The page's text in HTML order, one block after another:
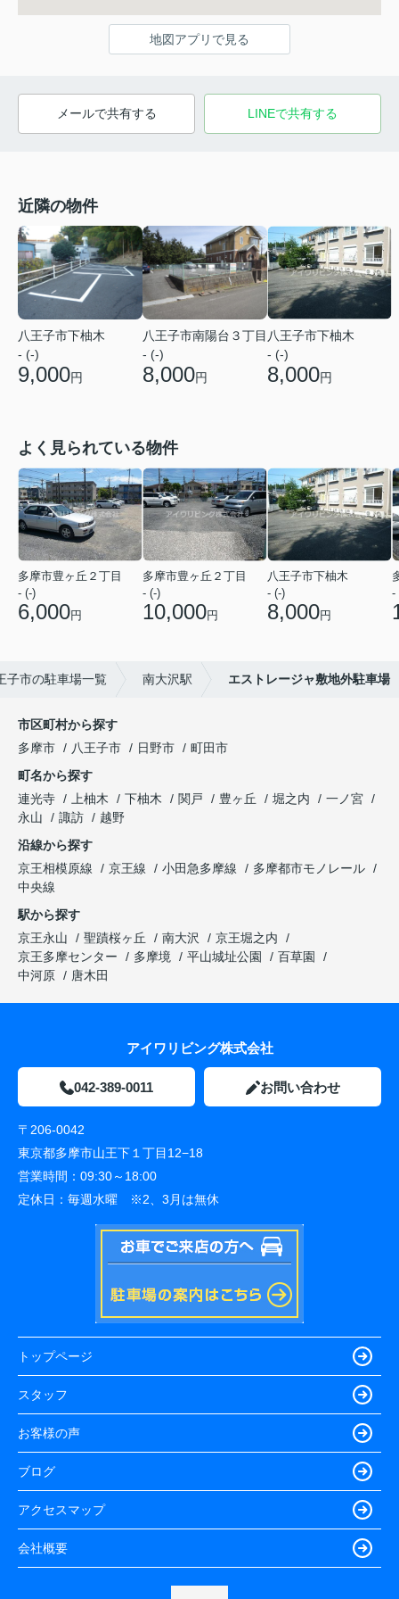
地図アプリで見る
メールで共有する LINEで共有する
近隣の物件
八王子市下柚木
- (-)
9,000円
八王子市南陽台３丁目
- (-)
8,000円
八王子市下柚木
- (-)
8,000円
よく見られている物件
多摩市豊ヶ丘２丁目
- (-)
6,000円
多摩市豊ヶ丘２丁目
- (-)
10,000円
八王子市下柚木
- (-)
8,000円
-
子市の駐車場一覧 南大沢駅 エストレージャ敷地外駐車場
市区町村から探す
多摩市
八王子市 日野市
町田市
町名から探す
連光寺
上柚木 下柚木 関戸 豊ヶ丘 堀之内
一ノ宮
永山
諏訪
越野
沿線から探す
京王相模原線
京王線 小田急多摩線
多摩都市モノレール
中央線
駅から探す
京王永山
聖蹟桜ヶ丘 南大沢
京王堀之内
京王多摩センター
多摩境 平山城址公園
百草園
中河原
唐木田
アイワリビング株式会社
042-389-0011 お問い合わせ
〒206-0042
東京都多摩市山王下１丁目12−18
営業時間： 09:30～18:00
定休日： 毎週水曜 ※2、3月は無休
トップページ
スタッフ
お客様の声
ブログ
アクセスマップ
会社概要